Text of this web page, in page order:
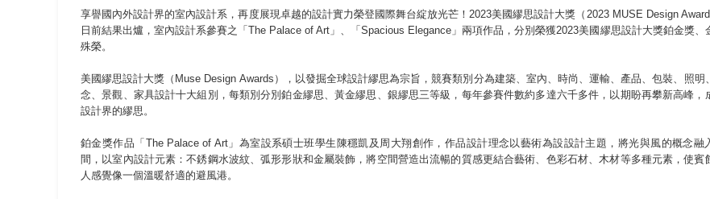
享譽國內外設計界的室內設計系，再度展現卓越的設計實力榮登國際舞台綻放光芒！2023美國繆思設計大獎（2023 MUSE Design
日前結果出爐，室內設計系參賽之「The Palace of Art」、「Spacious Elegance」兩項作品，分別榮獲2023美國繆思設計大獎鉑金獎、
殊榮。
美國繆思設計大獎（Muse Design Awards），以發掘全球設計繆思為宗旨，競賽類別分為建築、室內、時尚、運輸、產品、包裝、照明
念、景觀、家具設計十大組別，每類別分別鉑金繆思、黃金繆思、銀繆思三等級，每年參賽件數約多達六千多件，以期盼再攀新高峰，
設計界的繆思。
鉑金獎作品「The Palace of Art」為室設系碩士班學生陳穩凱及周大翔創作，作品設計理念以藝術為設設計主題，將光與風的概念融
間，以室內設計元素：不銹鋼水波紋、弧形形狀和金屬裝飾，將空間營造出流暢的質感更結合藝術、色彩石材、木材等多種元素，使賓
人感覺像一個溫暖舒適的避風港。